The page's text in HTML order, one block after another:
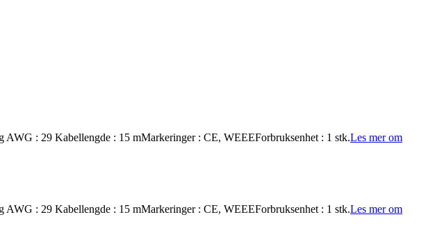
: 29 Kabellengde : 15 mMarkeringer : CE, WEEEForbruksenhet : 1 stk.Les mer om
: 29 Kabellengde : 15 mMarkeringer : CE, WEEEForbruksenhet : 1 stk.Les mer om